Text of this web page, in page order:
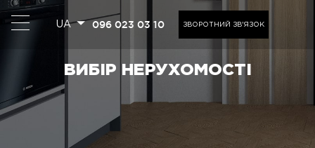
UA 096 023 03 10 ЗВОРОТНИЙ ЗВ'ЯЗОК
ВИБІР НЕРУХОМОСТІ